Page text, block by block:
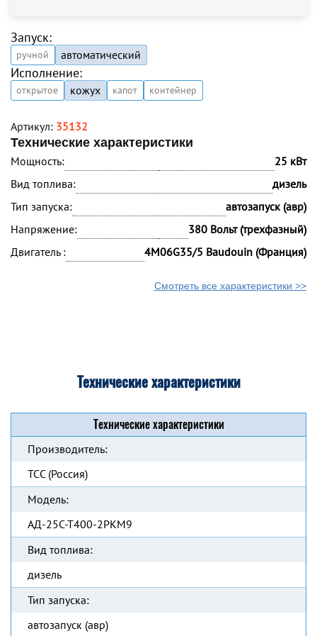
Запуск:
ручной автоматический
Исполнение:
открытое кожух капот контейнер
Артикул: 35132
Технические характеристики
Мощность:
25 кВт
Вид топлива:
дизель
Тип запуска:
автозапуск (авр)
Напряжение:
380 Вольт (трехфазный)
Двигатель :
4M06G35/5 Baudouin (Франция)
Смотреть все характеристики >>
Технические характеристики
Технические характеристики
Производитель:
ТСС (Россия)
Модель:
АД-25С-Т400-2РКМ9
Вид топлива:
дизель
Тип запуска:
автозапуск (авр)